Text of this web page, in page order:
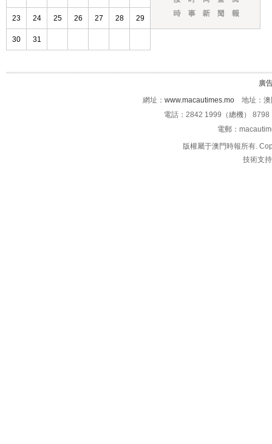
23 24 25 26 27 28 29
30 31
廣
網址： www.macautimes.mo 地址：澳
電話：2842 1999（總機）
電郵：
版權屬于澳門時報所有.
技術支